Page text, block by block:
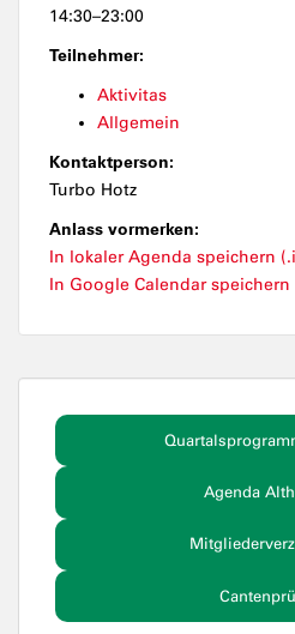
14:30–23:00
Teilnehmer:
Aktivitas
Allgemein
Kontaktperson:
Turbo Hotz
Anlass vormerken:
In lokaler Agenda speichern
In Google Calendar speichern
Agenda